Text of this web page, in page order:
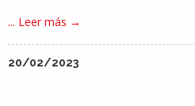
... Leer más →
20/02/2023